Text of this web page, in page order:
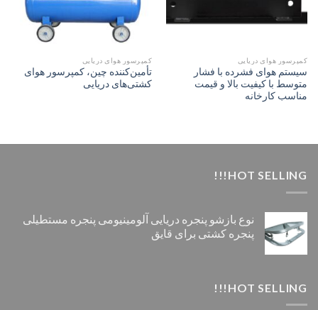
کمپرسور هوای دریایی
سیستم هوای فشرده با فشار
متوسط با کیفیت بالا و قیمت
مناسب کارخانه
کمپرسور هوای دریایی
تأمین‌کننده چین، کمپرسور هوای
کشتی‌های دریایی
HOT SELLING!!!
نوع بازشو پنجره دریایی آلومینیومی پنجره مستطیلی
پنجره کشتی برای قایق
HOT SELLING!!!